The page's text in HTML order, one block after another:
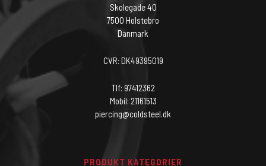
Skolegade 40
7500 Holstebro
Danmark
CVR: DK49395019
Tlf: 97412362
Mobil: 21161513
piercing@coldsteel.dk
PRODUKT KATEGORIER